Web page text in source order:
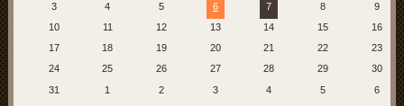
3
4 5 6 7 8
9
10
11 12 13 14 15
16
17
18 19 20 21 22
23
24
25 26 27 28 29
30
31
1 2 3 4 5 6